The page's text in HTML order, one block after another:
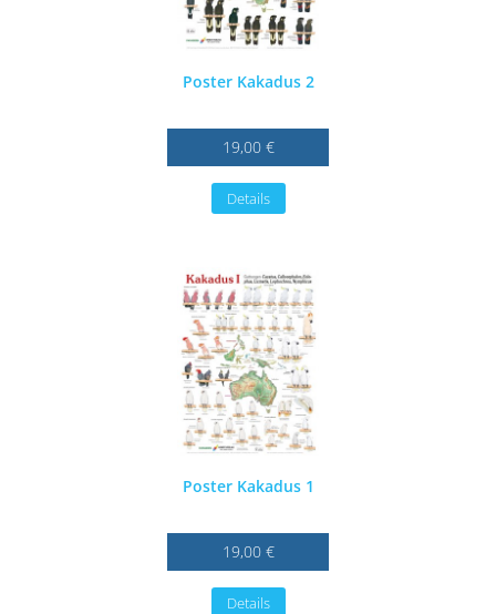
Poster Kakadus 2
19,00 €
Details
Poster Kakadus 1
19,00 €
Details